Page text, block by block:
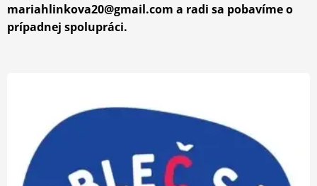
mariahlinkova20@gmail.com a radi sa pobavíme o
prípadnej spolupráci.